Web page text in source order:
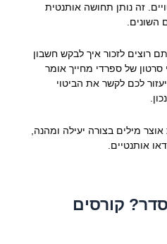
זה נותן תחושה אותנטית
השונים.
רוצים לזכור איך לבקש חשבון
של ספרדי מחייך אומר
לכם לקשר את הביטוי
מילים בצורה יעילה ומהנה,
אותנטיים.
קורסים